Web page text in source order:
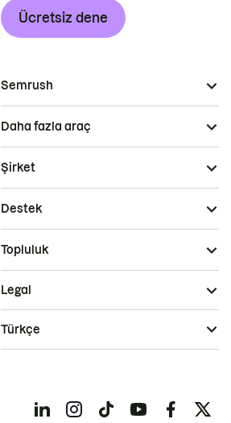
Ücretsiz dene
Semrush
Daha fazla araç
Şirket
Destek
Topluluk
Legal
Türkçe